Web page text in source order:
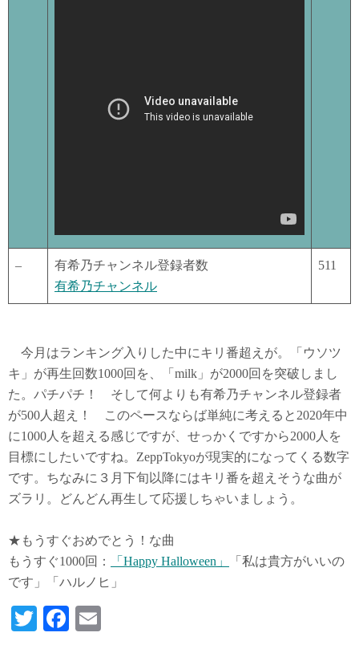
–
有希乃チャンネル登録者数
有希乃チャンネル
511
今月はランキング入りした中にキリ番超えが。「ウソツ
キ」が再生回数1000回を、「milk」が2000回を突破しまし
た。パチパチ！ そして何よりも有希乃チャンネル登録者
が500人超え！ このペースならば単純に考えると2020年中
に1000人を超える感じですが、せっかくですから2000人を
目標にしたいですね。ZeppTokyoが現実的になってくる数字
です。ちなみに３月下旬以降にはキリ番を超えそうな曲が
ズラリ。どんどん再生して応援しちゃいましょう。
★もうすぐおめでとう！な曲
もうすぐ1000回：
「Happy Halloween」
「私は貴方がいいの
です」「ハルノヒ」
T
Fa